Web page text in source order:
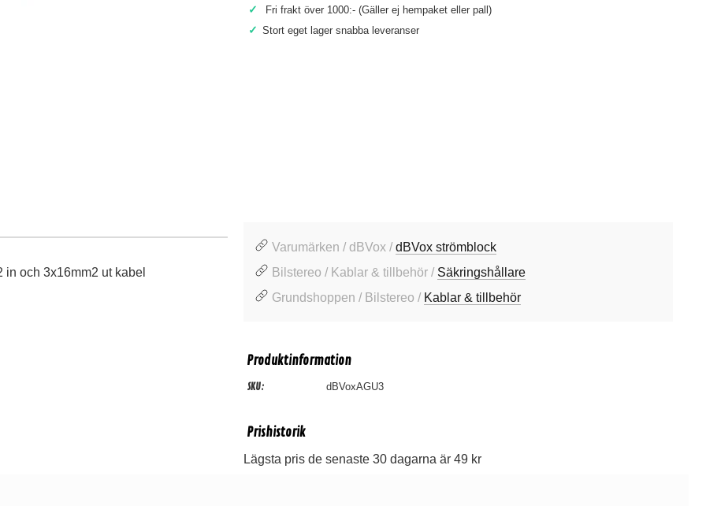
✓ Fri frakt över 1000:- (Gäller ej hempaket eller pall)
✓ Stort eget lager snabba leveranser
och 3x16mm2 ut kabel
Varumärken / dBVox /dBVox strömblock
Bilstereo / Kablar & tillbehör / Säkringshållare
Grundshoppen / Bilstereo / Kablar & tillbehör
Produktinformation
SKU: dBVoxAGU3
Prishistorik
Lägsta pris de senaste 30 dagarna är 49 kr